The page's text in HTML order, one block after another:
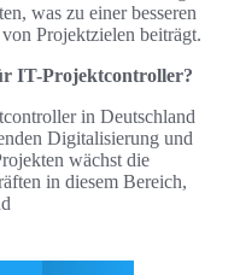
was zu einer besseren
Projektzielen beiträgt.
IT-Projektcontroller?
in Deutschland
Digitalisierung und
wächst die
in diesem Bereich,